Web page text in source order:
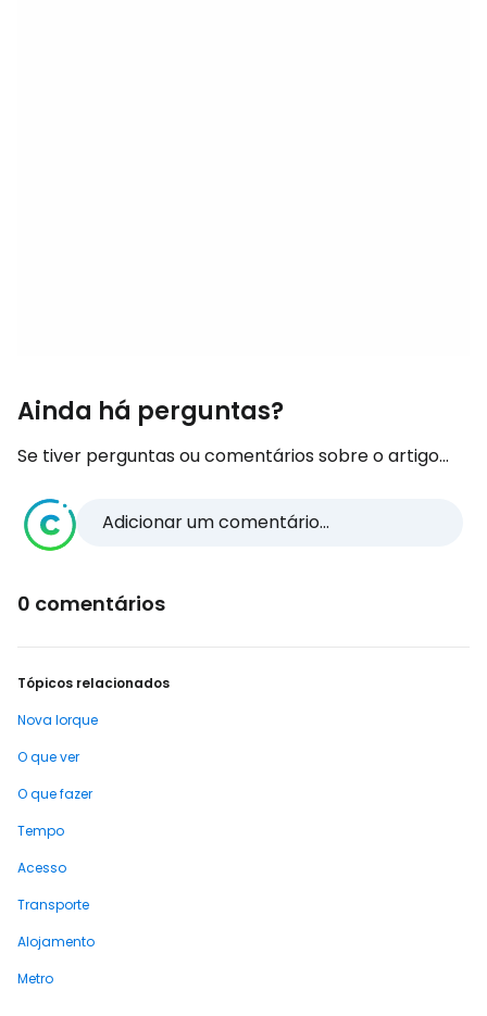
Ainda há perguntas?
Se tiver perguntas ou comentários sobre o artigo...
Adicionar um comentário...
0 comentários
Tópicos relacionados
Nova Iorque
O que ver
O que fazer
Tempo
Acesso
Transporte
Alojamento
Metro